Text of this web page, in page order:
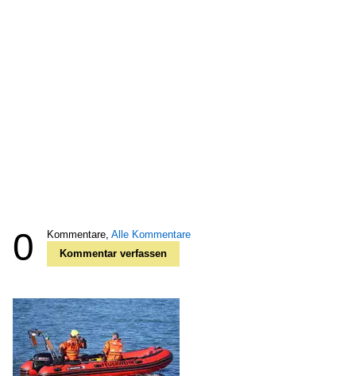
0 Kommentare, Alle Kommentare
Kommentar verfassen